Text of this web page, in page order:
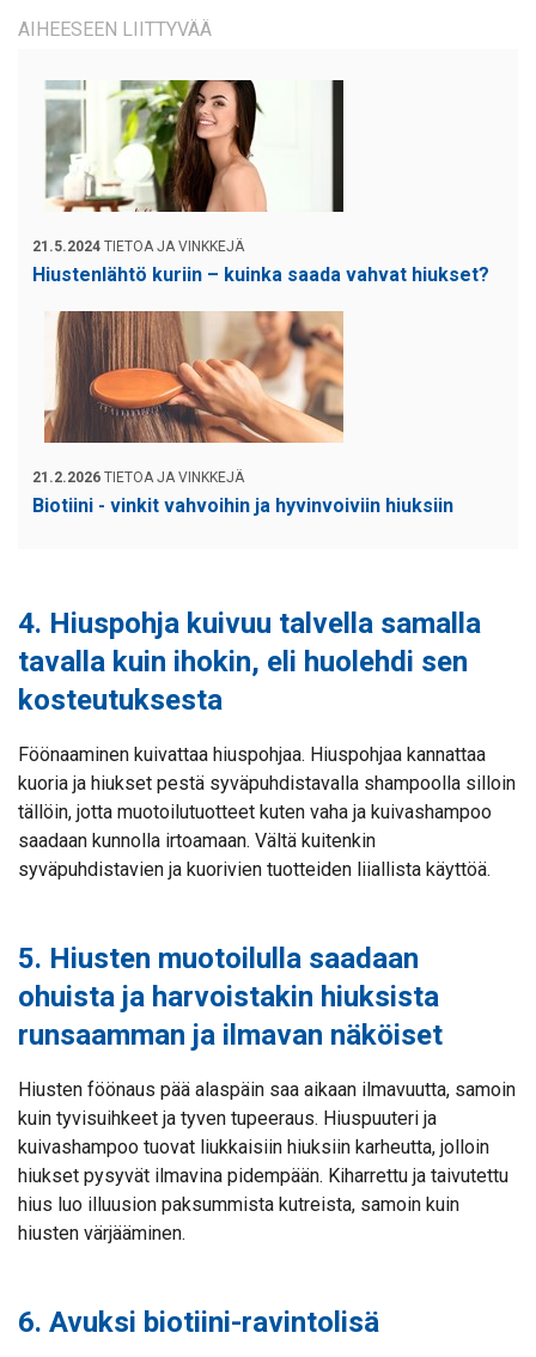
AIHEESEEN LIITTYVÄÄ
21.5.2024 TIETOA JA VINKKEJÄ
Hiustenlähtö kuriin – kuinka saada vahvat hiukset?
21.2.2026 TIETOA JA VINKKEJÄ
Biotiini - vinkit vahvoihin ja hyvinvoiviin hiuksiin
4. Hiuspohja kuivuu talvella samalla
tavalla kuin ihokin, eli huolehdi sen
kosteutuksesta
Föönaaminen kuivattaa hiuspohjaa. Hiuspohjaa kannattaa
kuoria ja hiukset pestä syväpuhdistavalla shampoolla silloin
tällöin, jotta muotoilutuotteet kuten vaha ja kuivashampoo
saadaan kunnolla irtoamaan. Vältä kuitenkin
syväpuhdistavien ja kuorivien tuotteiden liiallista käyttöä.
5. Hiusten muotoilulla saadaan
ohuista ja harvoistakin hiuksista
runsaamman ja ilmavan näköiset
Hiusten föönaus pää alaspäin saa aikaan ilmavuutta, samoin
kuin tyvisuihkeet ja tyven tupeeraus. Hiuspuuteri ja
kuivashampoo tuovat liukkaisiin hiuksiin karheutta, jolloin
hiukset pysyvät ilmavina pidempään. Kiharrettu ja taivutettu
hius luo illuusion paksummista kutreista, samoin kuin
hiusten värjääminen.
6. Avuksi biotiini-ravintolisä